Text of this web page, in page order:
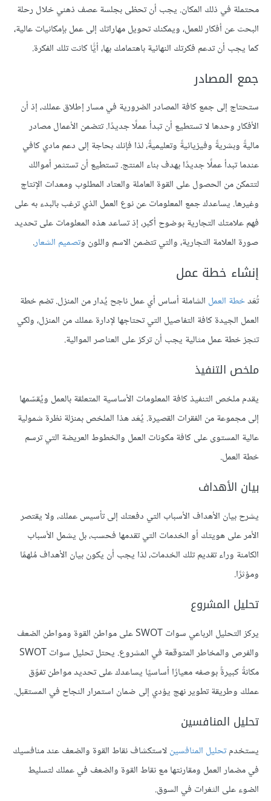
محتملة في ذلك المكان. يجب أن تحظى بجلسة عصف ذهني خلال رحلة
البحث عن أفكار للعمل، ويمكنك تحويل مهاراتك إلى عمل بإمكانيات عالية،
كما يجب أن تدعم فكرتك النهائية باهتمامك بها، أيًّا كانت تلك الفكرة.
جمع المصادر
ستحتاج إلى جمع كافة المصادر الضرورية في مسار إطلاق عملك، إذ أن
الأفكار وحدها لا تستطيع أن تبدأ عملًا جديدًا. تتضمن الأعمال مصادر
ماليةً وبشريةً وفيزيائيةً وتعليميةً، لذا فإنك بحاجة إلى دعم مادي كافي
عندما تبدأ عملًا جديدًا بهدف بناء المنتج. تستطيع أن تستثمر أموالك
لتتمكن من الحصول على القوة العاملة والعتاد المطلوب ومعدات الإنتاج
وغيرها. يساعدك جمع المعلومات عن نوع العمل الذي ترغب بالبدء به على
فهم علامتك التجارية بوضوح أكبر، إذ تساعد هذه المعلومات على تحديد
صورة العلامة التجارية، والتي تتضمن الاسم واللون وتصميم الشعار.
إنشاء خطة عمل
تُعَدخطة العمل الشاملة أساس أي عمل ناجح يُدار من المنزل. تضم خطة
العمل الجيدة كافة التفاصيل التي تحتاجها لإدارة عملك من المنزل، ولكي
تنجز خطة عمل مثالية يجب أن تركز على العناصر الموالية.
ملخص التنفيذ
يقدم ملخص التنفيذ كافة المعلومات الأساسية المتعلقة بالعمل ويُقسّمها
إلى مجموعة من الفقرات القصيرة. يُعَد هذا الملخص بمنزلة نظرة شمولية
عالية المستوى على كافة مكونات العمل والخطوط العريضة التي ترسم
خطة العمل.
بيان الأهداف
يشرح بيان الأهداف الأسباب التي دفعتك إلى تأسيس عملك، ولا يقتصر
الأمر على هويتك أو الخدمات التي تقدمها فحسب، بل يشمل الأسباب
الكامنة وراء تقديم تلك الخدمات، لذا يجب أن يكون بيان الأهداف مُلهمًا
ومؤثرًا.
تحليل المشروع
يركز التحليل الرباعي سوات SWOT على مواطن القوة ومواطن الضعف
والفرص والمخاطر المتوقعة في المشروع. يحتل تحليل سوات SWOT
مكانةً كبيرةً بوصفه معيارًا أساسيًا يساعدك على تحديد مواطن تفوّق
عملك وطريقة تطوير نهج يؤدي إلى ضمان استمرار النجاح في المستقبل.
تحليل المنافسين
يستخدمتحليل المنافسينلاستكشاف نقاط القوة والضعف عند منافسيك
في مضمار العمل ومقارنتها مع نقاط القوة والضعف في عملك لتسليط
الضوء على الثغرات في السوق.